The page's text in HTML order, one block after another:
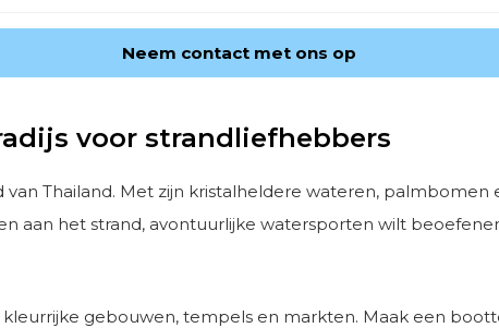
Neem contact met ons op
voor strandliefhebbers
Thailand. Met zijn kristalheldere wateren,
aan het strand, avontuurlijke watersporten wilt
gebouwen, tempels en markten. Maak een